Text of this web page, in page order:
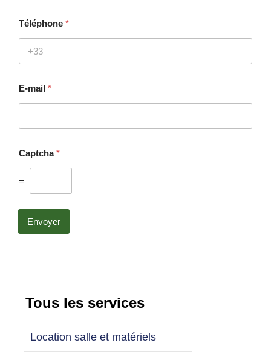
Tous les services
Location salle et matériels
Téléphone *
E-mail *
Captcha*
=
Envoyer